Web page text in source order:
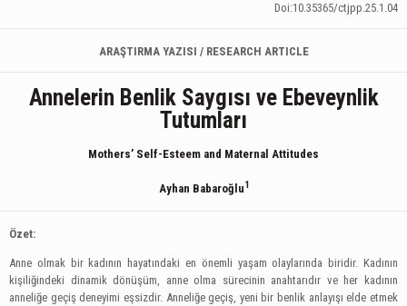
Doi:10.35365/ctjpp.25.1.04
ARAŞTIRMA YAZISI / RESEARCH ARTICLE
Annelerin Benlik Saygısı ve Ebeveynlik
Tutumları
Mothers’ Self-Esteem and Maternal Attitudes
Ayhan Babaroğlu1
Özet:
Anne olmak bir kadının hayatındaki en önemli yaşam olaylarında biridir. Kadının
kişiliğindeki dinamik dönüşüm, anne olma sürecinin anahtarıdır ve her kadının
anneliğe geçiş deneyimi eşsizdir. Anneliğe geçiş, yeni bir benlik anlayışı elde etmek